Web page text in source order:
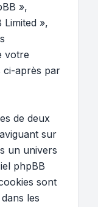
»,
»,
votre
ci-après par
de deux
sur
un univers
phpBB
sont
les